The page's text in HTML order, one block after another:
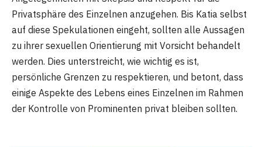
Privatsphäre des Einzelnen anzugehen. Bis Katia selbst
auf diese Spekulationen eingeht, sollten alle Aussagen
zu ihrer sexuellen Orientierung mit Vorsicht behandelt
werden. Dies unterstreicht, wie wichtig es ist,
persönliche Grenzen zu respektieren, und betont, dass
einige Aspekte des Lebens eines Einzelnen im Rahmen
der Kontrolle von Prominenten privat bleiben sollten.